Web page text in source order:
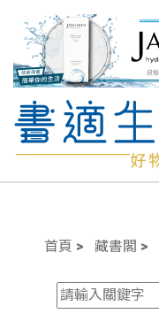
首頁 藏書閣